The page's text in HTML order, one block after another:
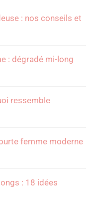
: nos conseils et
: dégradé mi-long
ressemble
femme moderne
: 18 idées